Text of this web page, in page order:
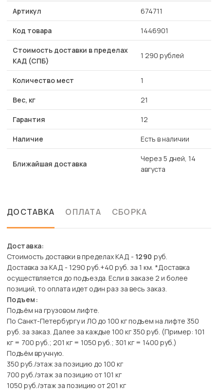
Артикул 674711
Код товара 1446901
Стоимость доставки в пределах
КАД (СПБ)
1 290 рублей
Количество мест 1
Вес, кг 21
Гарантия 12
Наличие Есть в наличии
Ближайшая доставка
Через 5 дней, 14
августа
ДОСТАВКА ОПЛАТА СБОРКА
Доставка:
Стоимость доставки в пределах КАД - 1290 руб.
Доставка за КАД - 1290 руб.+40 руб. за 1 км. *Доставка
осуществляется до подъезда. Если в заказе 2 и более
позиций, то оплата идет один раз за весь заказ.
Подъем:
Подъём на грузовом лифте.
По Санкт-Петербургу и ЛО до 100 кг подъем на лифте 350
руб. за заказ. Далее за каждые 100 кг 350 руб. (Пример: 101
кг = 700 руб.; 201 кг = 1050 руб.; 301 кг = 1400 руб.)
Подъём вручную.
350 руб./этаж за позицию до 100 кг
700 руб./этаж за позицию от 101 кг
1050 руб./этаж за позицию от 201 кг